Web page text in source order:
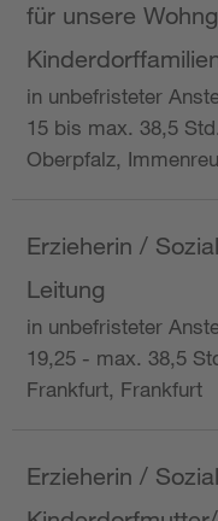
für unsere
in unbefristeter
15 bis max. 38,5
Oberpfalz,
Erzieherin /
Leitung
in unbefristeter
19,25 - max. 38,5
Frankfurt, Frankfurt
Erzieherin /